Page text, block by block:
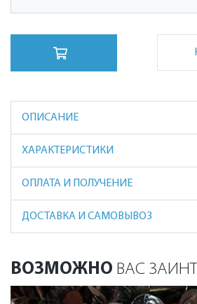
ОПИСАНИЕ
ХАРАКТЕРИСТИКИ
ОПЛАТА И ПОЛУЧЕНИЕ
ДОСТАВКА И САМОВЫВОЗ
ВОЗМОЖНО ВАС